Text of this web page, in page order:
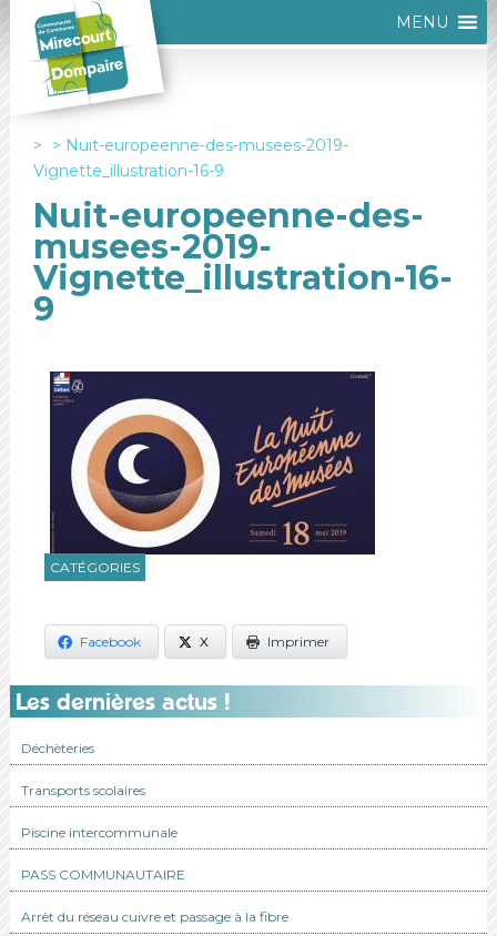
MENU
Nuit-europeenne-des-musees-2019-
Vignette_illustration-16-9
Nuit-europeenne-des-
musees-2019-
Vignette_illustration-16-
9
CATÉGORIES
Facebook X Imprimer
Les dernières actus !
Déchèteries
Transports scolaires
Piscine intercommunale
PASS COMMUNAUTAIRE
Arrêt du réseau cuivre et passage à la fibre